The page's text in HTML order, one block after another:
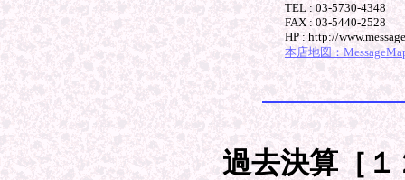
TEL : 03-5730-4348
FAX : 03-5440-2528
HP : http://
本店地図：
過去決算［１